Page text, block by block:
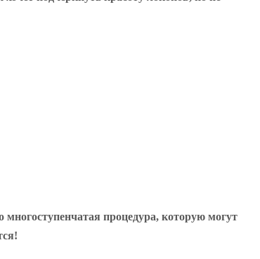
процедура, которую могут